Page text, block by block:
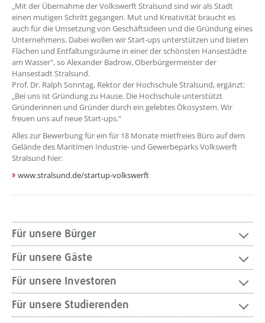
„Mit der Übernahme der Volkswerft Stralsund sind wir als Stadt
einen mutigen Schritt gegangen. Mut und Kreativität braucht es
auch für die Umsetzung von Geschäftsideen und die Gründung eines
Unternehmens. Dabei wollen wir Start-ups unterstützen und bieten
Flächen und Entfaltungsräume in einer der schönsten Hansestädte
am Wasser", so Alexander Badrow, Oberbürgermeister der
Hansestadt Stralsund.
Prof. Dr. Ralph Sonntag, Rektor der Hochschule Stralsund, ergänzt:
„Bei uns ist Gründung zu Hause. Die Hochschule unterstützt
Gründerinnen und Gründer durch ein gelebtes Ökosystem. Wir
freuen uns auf neue Start-ups.“
Alles zur Bewerbung für ein für 18 Monate mietfreies Büro auf dem
Gelände des Maritimen Industrie- und Gewerbeparks Volkswerft
Stralsund hier:
www.stralsund.de/startup-volkswerft
Für unsere Bürger
Für unsere Gäste
Für unsere Investoren
Für unsere Studierenden